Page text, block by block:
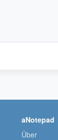
aNotepad
Über